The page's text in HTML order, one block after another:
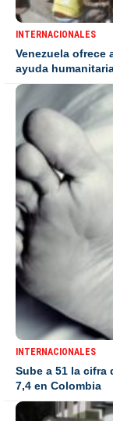
INTERNACIONALES
Venezuela ofrece
ayuda
INTERNACIONALES
Sube a 51 la cifra
7,4 en Colombia